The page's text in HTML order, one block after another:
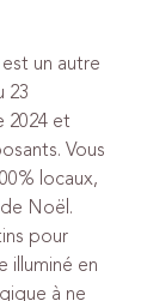
est un autre
23
2024 et
Vous
locaux,
Noël.
pour
illuminé en
à ne